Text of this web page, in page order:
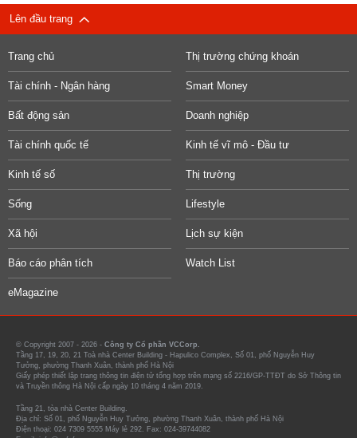
Lên đầu trang
Trang chủ Thị trường chứng khoán
Tài chính - Ngân hàng Smart Money
Bất động sản Doanh nghiệp
Tài chính quốc tế Kinh tế vĩ mô - Đầu tư
Kinh tế số Thị trường
Sống Lifestyle
Xã hội Lịch sự kiện
Báo cáo phân tích Watch List
eMagazine
© Copyright 2007 - 2026 - Công ty Cổ phần VCCorp.
Tầng 17, 19, 20, 21 Toà nhà Center Building - Hapulico Complex, Số 01, phố Nguyễn Huy
Tưởng, phường Thanh Xuân, thành phố Hà Nội
Giấy phép thiết lập trang thông tin điện tử tổng hợp trên mạng số 2216/GP-TTĐT do Sở Thông tin
và Truyền thông Hà Nội cấp ngày 10 tháng 4 năm 2019.
Tầng 21, tòa nhà Center Building.
Địa chỉ: Số 01, phố Nguyễn Huy Tưởng, phường Thanh Xuân, thành phố Hà Nội
Điện thoại: 024 7309 5555 Máy lẻ 292. Fax: 024-39744082